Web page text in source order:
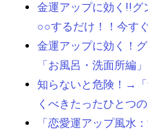
金運アップに効く!!グ
○○するだけ！！今す
金運アップに効く！
「お風呂・洗面所編」
知らないと危険！→
くべきたったひとつ
「恋愛運アップ風水